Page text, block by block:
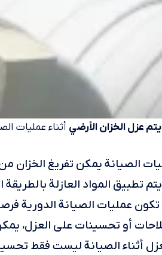
عزل الخزان الأرضي أثناء عمليات
الصيانة يمكن تفريغ الخزان
تطبيق المواد العازلة
عمليات الصيانة الدورية
أو تحسينات على العزل،
أثناء الصيانة ليست فقط